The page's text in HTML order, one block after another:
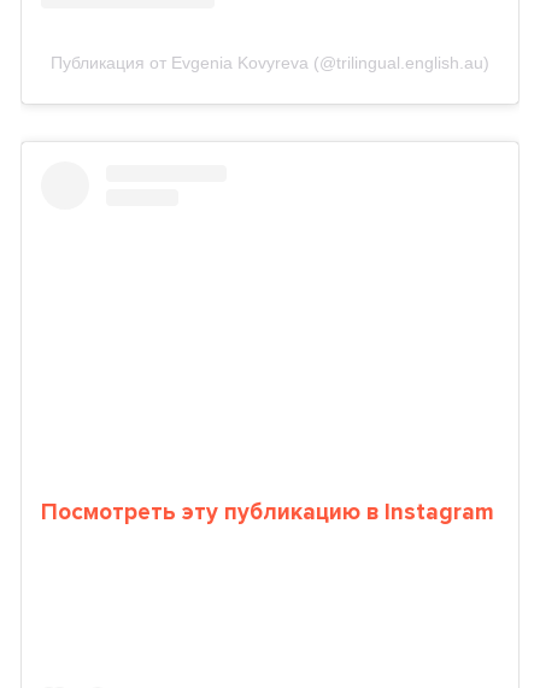
Публикация от Evgenia Kovyreva (@trilingual.english.au)
Посмотреть эту публикацию в Instagram